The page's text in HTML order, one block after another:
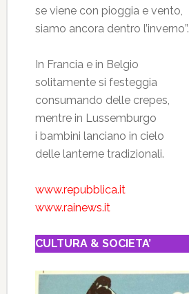
se viene con pioggia e vento,
siamo ancora dentro l’inverno”.
In Francia e in Belgio
solitamente si festeggia
consumando delle crepes,
mentre in Lussemburgo
i bambini lanciano in cielo
delle lanterne tradizionali.
www.repubblica.it
www.rainews.it
CULTURA & SOCIETA’